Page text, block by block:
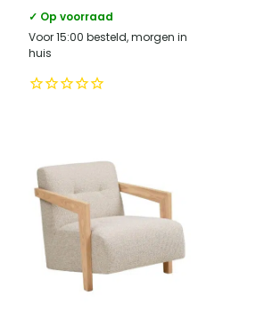
✓ Op voorraad
Voor 15:00 besteld, morgen in
huis